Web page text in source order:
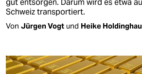
gut entsorgen. Darum wird es etwa
Schweiz transportiert.
Von Jürgen Vogt und Heike